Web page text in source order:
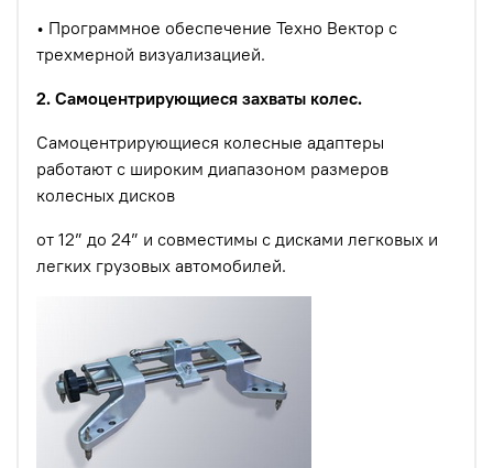
• Программное обеспечение Техно Вектор с
трехмерной визуализацией.
2. Самоцентрирующиеся захваты колес.
Самоцентрирующиеся колесные адаптеры
работают с широким диапазоном размеров
колесных дисков
от 12” до 24” и совместимы с дисками легковых и
легких грузовых автомобилей.